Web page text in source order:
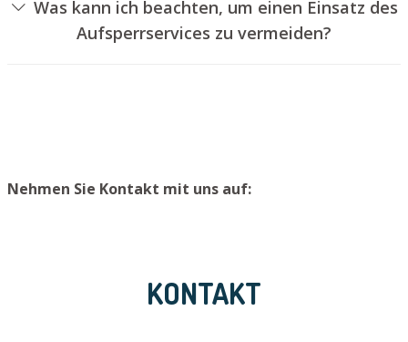
Schloss aufzubohren. Wir bauen Ihnen jedoch einen
neuen Schließzylinder ein, sodass die Tür wieder
Was kann ich beachten, um einen Einsatz des
Aufsperrservices zu vermeiden?
Nehmen Sie Kontakt mit uns auf:
KONTAKT